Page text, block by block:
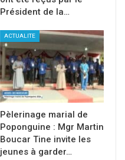
Président de la…
ACTUALITE
Pèlerinage marial de
Poponguine : Mgr Martin
Boucar Tine invite les
jeunes à garder…